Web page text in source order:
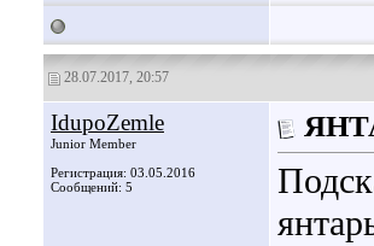
28.07.2017, 20:57
IdupoZemle
Junior Member
Регистрация: 03.05.2016
Сообщений: 5